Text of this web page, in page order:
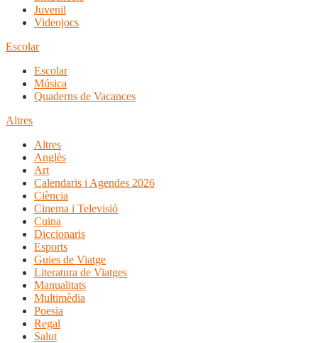
Juvenil
Videojocs
Escolar
Escolar
Música
Quaderns de Vacances
Altres
Altres
Anglès
Art
Calendaris i Agendes 2026
Ciència
Cinema i Televisió
Cuina
Diccionaris
Esports
Guies de Viatge
Literatura de Viatges
Manualitats
Multimèdia
Poesia
Regal
Salut